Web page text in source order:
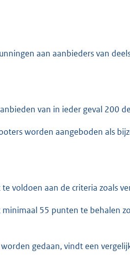
aan aanbieders van
van in ieder geval 200
worden aangeboden als
voldoen aan de criteria zoals
55 punten te behalen
gedaan, vindt een